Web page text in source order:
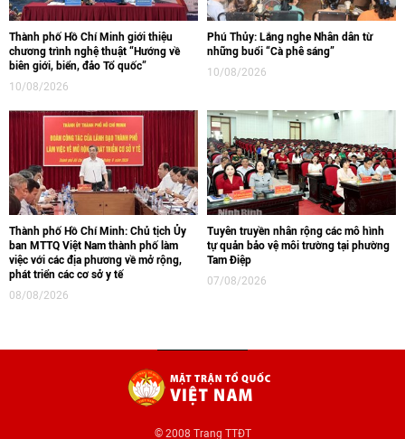
Thành phố Hồ Chí Minh giới thiệu
chương trình nghệ thuật “Hướng về
biên giới, biển, đảo Tổ quốc”
10/08/2026
Phú Thủy: Lắng nghe Nhân dân từ
những buổi “Cà phê sáng”
10/08/2026
Thành phố Hồ Chí Minh: Chủ tịch Ủy
ban MTTQ Việt Nam thành phố làm
việc với các địa phương về mở rộng,
phát triển các cơ sở y tế
08/08/2026
Tuyên truyền nhân rộng các mô hình
tự quản bảo vệ môi trường tại phường
Tam Điệp
07/08/2026
© 2008 Trang TTĐT